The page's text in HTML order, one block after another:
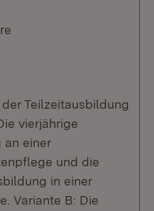
Teilzeitausbildung
vierjährige
an einer
und die
in einer
Variante B: Die